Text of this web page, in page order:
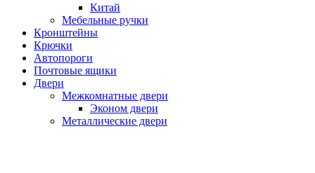
Китай
Мебельные ручки
Кронштейны
Крючки
Автопороги
Почтовые ящики
Двери
Межкомнатные двери
Эконом двери
Металлические двери